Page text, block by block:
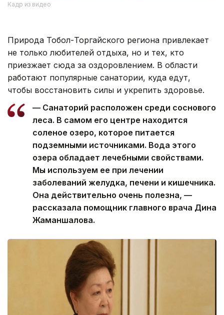
Кадр из видео
Природа Тобол-Торгайского региона привлекает
не только любителей отдыха, но и тех, кто
приезжает сюда за оздоровлением. В области
работают популярные санатории, куда едут,
чтобы восстановить силы и укрепить здоровье.
— Санаторий расположен среди соснового
леса. В самом его центре находится
соленое озеро, которое питается
подземными источниками. Вода этого
озера обладает лечебными свойствами.
Мы используем ее при лечении
заболеваний желудка, печени и кишечника.
Она действительно очень полезна, —
рассказала помощник главного врача Дина
Жаманшалова.